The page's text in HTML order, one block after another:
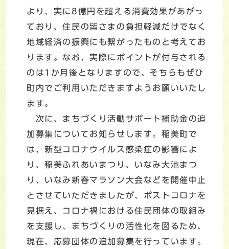
より、実に8億円を超える消費効果があがっ
ており、住民の皆さまの負担軽減だけでなく
地域経済の振興にも繋がったものと考えてお
ります。なお、実際にポイントが付与される
のは1か月後となりますので、そちらもぜひ
町内でご利用いただきますようお願いいたし
ます。
次に、まちづくり活動サポート補助金の追
加募集についてお知らせします。稲美町で
は、新型コロナウイルス感染症の影響によ
り、稲美ふれあいまつり、いなみ大池まつ
り、いなみ新春マラソン大会などを開催中止
とさせていただきましたが、ポストコロナを
見据え、コロナ禍における住民団体の取組み
を支援し、まちづくりの活性化を図るため、
現在、応募団体の追加募集を行っています。